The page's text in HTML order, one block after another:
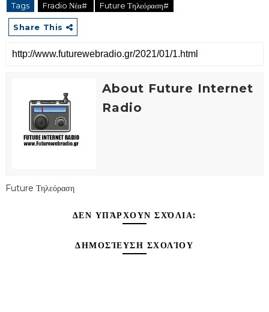
Tags Fradio Νέα# Future Τηλεόραση#
Share This
About Future Internet
Radio
Future Τηλεόραση
ΔΕΝ ΥΠΆΡΧΟΥΝ ΣΧΌΛΙΑ:
ΔΗΜΟΣΊΕΥΣΗ ΣΧΟΛΊΟΥ